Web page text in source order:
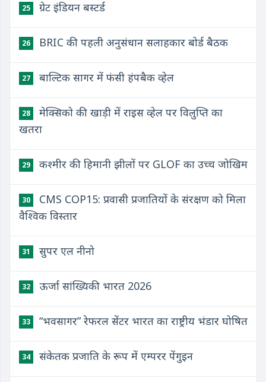
25 ग्रेट इंडियन बस्टर्ड
26 BRIC की पहली अनुसंधान सलाहकार बोर्ड बैठक
27 बाल्टिक सागर में फंसी हंपबैक व्हेल
28
मेक्सिको की खाड़ी में राइस व्हेल पर विलुप्ति का
खतरा
29 कश्मीर की हिमानी झीलों पर GLOF का उच्च जोखिम
30
CMS COP15: प्रवासी प्रजातियों के संरक्षण को मिला
वैश्विक विस्तार
31 सुपर एल नीनो
32 ऊर्जा सांख्यिकी भारत 2026
33 “भवसागर” रेफरल सेंटर भारत का राष्ट्रीय भंडार घोषित
34 संकेतक प्रजाति के रूप में एम्परर पेंगुइन